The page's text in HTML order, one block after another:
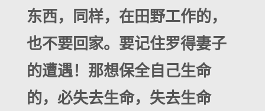
东西，同样，在田野工作的，
也不要回家。要记住罗得妻子
的遭遇！那想保全自己生命
的，必失去生命，失去生命